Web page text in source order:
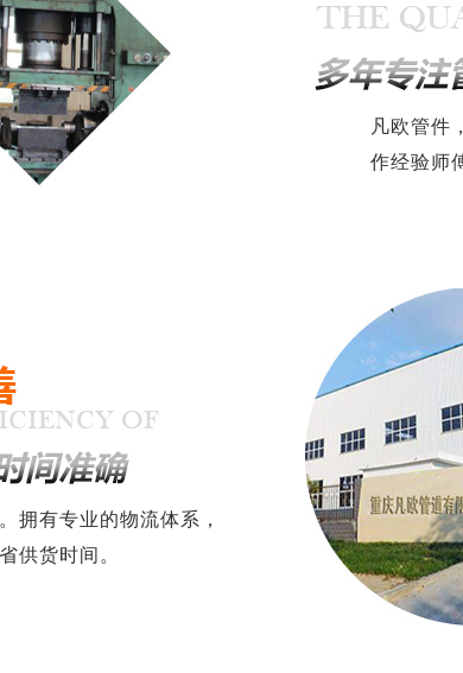
凡欧管件
作经验师
拥有专业的物流体系，
供货时间。